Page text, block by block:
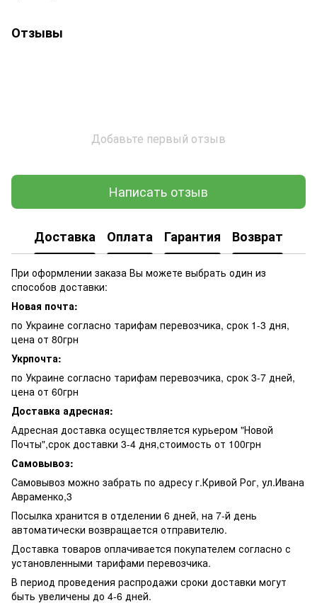
Отзывы
Добавьте первый отзыв
Написать отзыв
Доставка Оплата Гарантия Возврат
При оформлении заказа Вы можете выбрать один из
способов доставки:
Новая почта:
по Украине согласно тарифам перевозчика, срок 1-3 дня,
цена от 80грн
Укрпочта:
по Украине согласно тарифам перевозчика, срок 3-7 дней,
цена от 60грн
Доставка адресная:
Адресная доставка осуществляется курьером "Новой
Почты",срок доставки 3-4 дня,стоимость от 100грн
Самовывоз:
Самовывоз можно забрать по адресу г.Кривой Рог, ул.Ивана
Авраменко,3
Посылка хранится в отделении 6 дней, на 7-й день
автоматически возвращается отправителю.
Доставка товаров оплачивается покупателем согласно с
установленными тарифами перевозчика.
В период проведения распродажи сроки доставки могут
быть увеличены до 4-6 дней.